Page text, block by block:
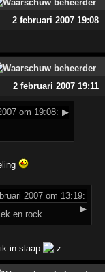
2 februari 2007 19:08
2 februari 2007 19:11
om 19:08: ▶
2007 om 13:19:
▶
en rock
in slaap